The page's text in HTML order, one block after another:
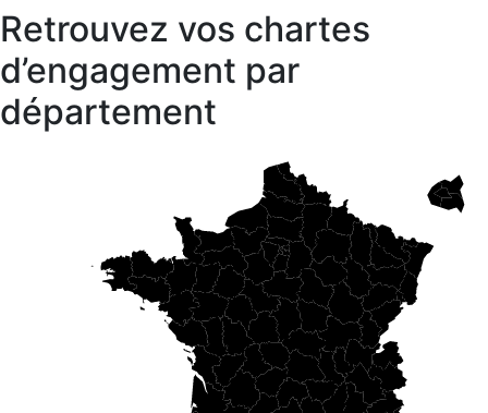
Retrouvez vos chartes
d’engagement par
département